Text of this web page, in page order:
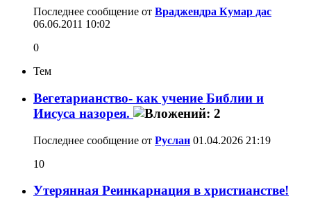
Последнее сообщение от Враджендра Кумар дас
06.06.2011 10:02
0
Тем
Вегетарианство- как учение Библии и
Иисуса назорея.
Последнее сообщение от Руслан 01.04.2026 21:19
10
Утерянная Реинкарнация в христианстве!